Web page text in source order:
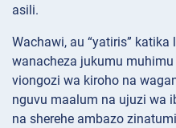
asili.
Wachawi, au “yatiris” katika
wanacheza jukumu
viongozi wa kiroho na
nguvu maalum na ujuzi wa
na sherehe ambazo